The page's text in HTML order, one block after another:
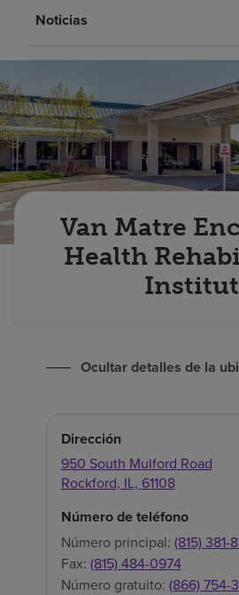
Buscar un centro
Empleos
Pagar mi factura
Noticias
Van Matre
Health
Ocultar detalles de la
Dirección
950 South Mulford Road
Rockford, IL, 61108
Número de teléfono
Número principal: (815) 381-
Fax: (815) 484-0974
Número gratuito: (866) 754-